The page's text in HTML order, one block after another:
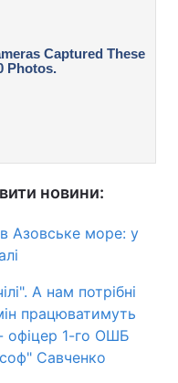
новини:
Азовське море: у
А нам потрібні
працюватимуть
офіцер 1-го ОШБ
Савченко